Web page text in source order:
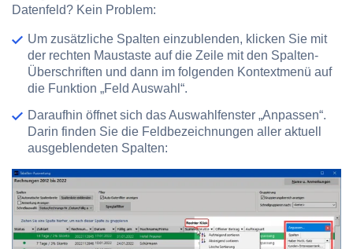
Datenfeld? Kein Problem:
Um zusätzliche Spalten einzublenden, klicken Sie mit
der rechten Maustaste auf die Zeile mit den Spalten-
Überschriften und dann im folgenden Kontextmenü auf
die Funktion „Feld Auswahl“.
Daraufhin öffnet sich das Auswahlfenster „Anpassen“.
Darin finden Sie die Feldbezeichnungen aller aktuell
ausgeblendeten Spalten: